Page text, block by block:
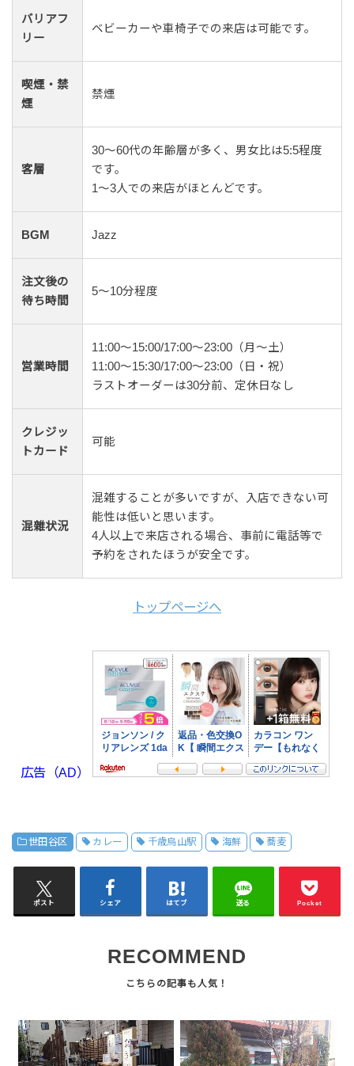
バリアフ
リー
ベビーカーや車椅子での来店は可能です。
喫煙・禁
煙
禁煙
客層
30〜60代の年齢層が多く、男女比は5:5程度
です。
1〜3人での来店がほとんどです。
BGM Jazz
注文後の
待ち時間
5〜10分程度
営業時間
11:00～15:00/17:00～23:00（月〜土）
11:00～15:30/17:00～23:00（日・祝）
ラストオーダーは30分前、定休日なし
クレジッ
トカード
可能
混雜状況
混雑することが多いですが、入店できない可
能性は低いと思います。
4人以上で来店される場合、事前に電話等で
予約をされたほうが安全です。
トップページへ
広告（AD）
世田谷区 カレー 千歳烏山駅 海鮮 蕎麦
ポスト シェア はてブ 送る Pocket
RECOMMEND